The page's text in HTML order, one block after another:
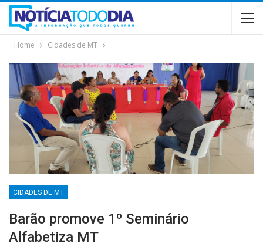
Home Cidades de MT
CIDADES DE MT
Barão promove 1º Seminário
Alfabetiza MT